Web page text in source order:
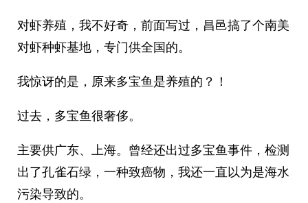
对虾养殖，我不好奇，前面写过，昌邑搞了个南美
对虾种虾基地，专门供全国的。
我惊讶的是，原来多宝鱼是养殖的？！
过去，多宝鱼很奢侈。
主要供广东、上海。曾经还出过多宝鱼事件，检测
出了孔雀石绿，一种致癌物，我还一直以为是海水
污染导致的。